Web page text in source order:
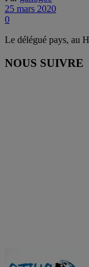
25 mars 2020
0
Le délégué pays, au
NOUS SUIVRE